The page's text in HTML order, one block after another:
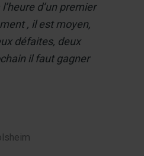
d’un premier
, il est moyen,
défaites, deux
il faut gagner